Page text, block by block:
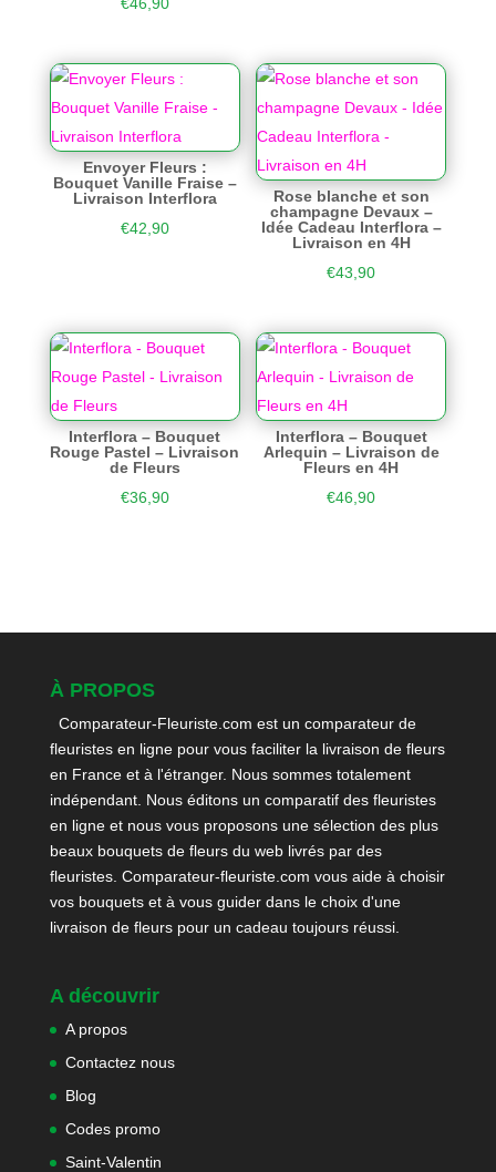
Envoyer Fleurs :
Bouquet Vanille Fraise –
Livraison Interflora
€42,90
Rose blanche et son
champagne Devaux –
Idée Cadeau Interflora –
Livraison en 4H
€43,90
Interflora – Bouquet
Rouge Pastel – Livraison
de Fleurs
€36,90
Interflora – Bouquet
Arlequin – Livraison de
Fleurs en 4H
€46,90
À PROPOS
Comparateur-Fleuriste.com est un comparateur de
fleuristes en ligne pour vous faciliter la livraison de fleurs
en France et à l'étranger. Nous sommes totalement
indépendant. Nous éditons un comparatif des fleuristes
en ligne et nous vous proposons une sélection des plus
beaux bouquets de fleurs du web livrés par des
fleuristes. Comparateur-fleuriste.com vous aide à choisir
vos bouquets et à vous guider dans le choix d'une
livraison de fleurs pour un cadeau toujours réussi.
A découvrir
A propos
Contactez nous
Blog
Codes promo
Saint-Valentin